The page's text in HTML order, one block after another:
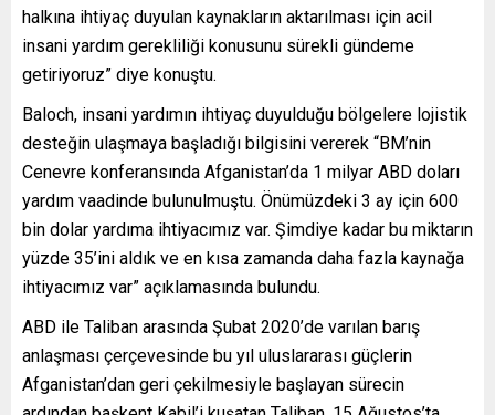
halkına ihtiyaç duyulan kaynakların aktarılması için acil
insani yardım gerekliliği konusunu sürekli gündeme
getiriyoruz” diye konuştu.
Baloch, insani yardımın ihtiyaç duyulduğu bölgelere lojistik
desteğin ulaşmaya başladığı bilgisini vererek “BM’nin
Cenevre konferansında Afganistan’da 1 milyar ABD doları
yardım vaadinde bulunulmuştu. Önümüzdeki 3 ay için 600
bin dolar yardıma ihtiyacımız var. Şimdiye kadar bu miktarın
yüzde 35’ini aldık ve en kısa zamanda daha fazla kaynağa
ihtiyacımız var” açıklamasında bulundu.
ABD ile Taliban arasında Şubat 2020’de varılan barış
anlaşması çerçevesinde bu yıl uluslararası güçlerin
Afganistan’dan geri çekilmesiyle başlayan sürecin